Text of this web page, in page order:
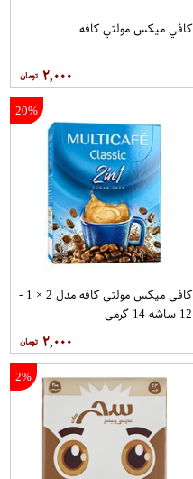
کافي ميکس مولتي کافه
۲,۰۰۰
20%
کافی میکس مولتی کافه مدل 2 × 1 -
12 ساشه 14 گرمی
۲,۰۰۰
2%